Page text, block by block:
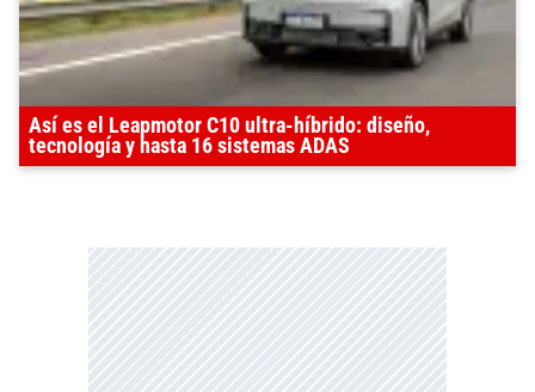
Así es el Leapmotor C10 ultra-híbrido: diseño,
tecnología y hasta 16 sistemas ADAS